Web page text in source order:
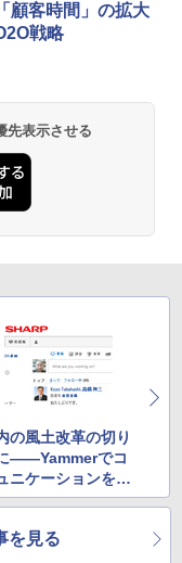
顧客時間」の拡大
戦略
先表示させる
の風土改革の切り
――Yammerでコ
ニケーションを活
させるシャープ
を見る